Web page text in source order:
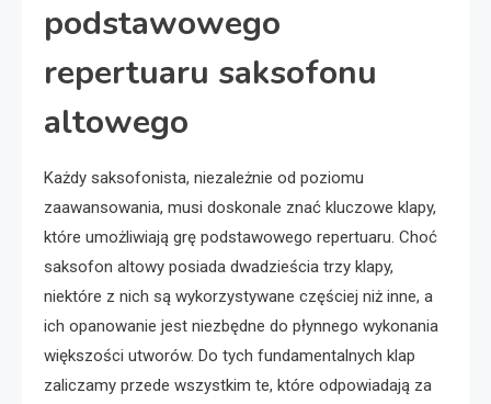
podstawowego
repertuaru saksofonu
altowego
Każdy saksofonista, niezależnie od poziomu
zaawansowania, musi doskonale znać kluczowe klapy,
które umożliwiają grę podstawowego repertuaru. Choć
saksofon altowy posiada dwadzieścia trzy klapy,
niektóre z nich są wykorzystywane częściej niż inne, a
ich opanowanie jest niezbędne do płynnego wykonania
większości utworów. Do tych fundamentalnych klap
zaliczamy przede wszystkim te, które odpowiadają za